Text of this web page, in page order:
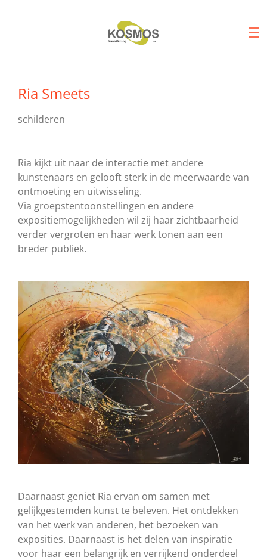
Ria Smeets
schilderen
Ria kijkt uit naar de interactie met andere
kunstenaars en gelooft sterk in de meerwaarde van
ontmoeting en uitwisseling.
Via groepstentoonstellingen en andere
expositiemogelijkheden wil zij haar zichtbaarheid
verder vergroten en haar werk tonen aan een
breder publiek.
​Daarnaast geniet Ria ervan om samen met
gelijkgestemden kunst te beleven. Het ontdekken
van het werk van anderen, het bezoeken van
exposities. Daarnaast is het delen van inspiratie
voor haar een belangrijk en verrijkend onderdeel